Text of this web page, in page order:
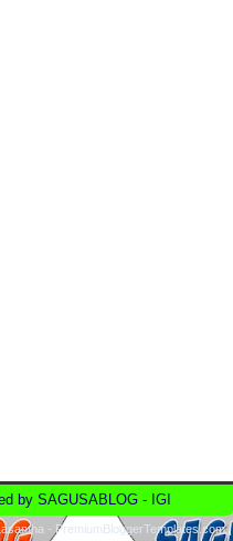
by SAGUSABLOG - IGI
- PremiumBloggerTemplates.com|